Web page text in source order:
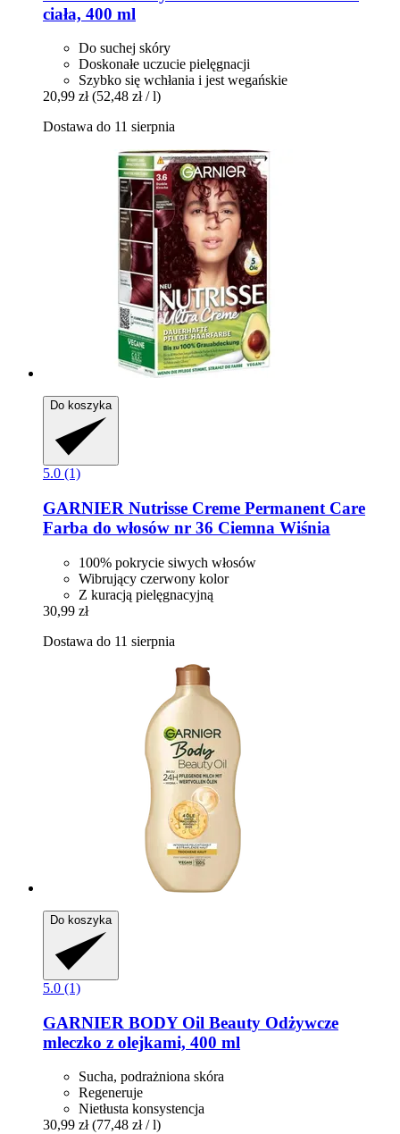
ciała, 400 ml
Do suchej skóry
Doskonałe uczucie pielęgnacji
Szybko się wchłania i jest wegańskie
20,99 zł (52,48 zł / l)
Dostawa do 11 sierpnia
Do koszyka
5.0 (1)
GARNIER Nutrisse Creme Permanent Care
Farba do włosów nr 36 Ciemna Wiśnia
100% pokrycie siwych włosów
Wibrujący czerwony kolor
Z kuracją pielęgnacyjną
30,99 zł
Dostawa do 11 sierpnia
Do koszyka
5.0 (1)
GARNIER BODY Oil Beauty Odżywcze
mleczko z olejkami, 400 ml
Sucha, podrażniona skóra
Regeneruje
Nietłusta konsystencja
30,99 zł (77,48 zł / l)